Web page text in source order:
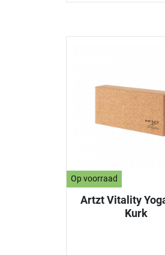
Op voorraad
Artzt Vitality
Kurk